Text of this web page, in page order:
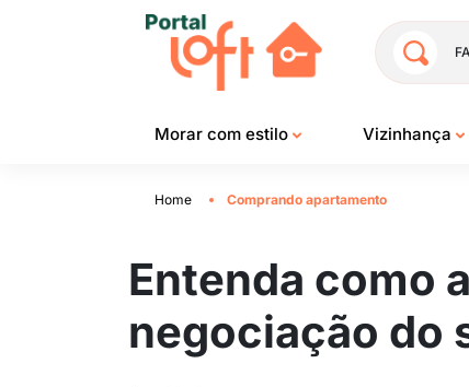
Morar com estilo Vizinhança
Home Comprando apartamento
Entenda como
negociação do